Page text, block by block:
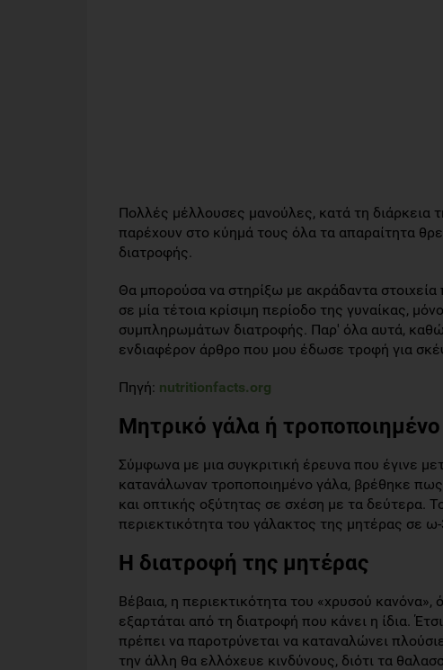
Πολλές μέλλουσες μανούλες, κατά τη διάρκεια
παρέχουν στο κύημά τους όλα τα απαραίτητα
διατροφής.
Θα μπορούσα να στηρίξω με ακράδαντα
σε μία τέτοια κρίσιμη περίοδο της γυναίκας,
συμπληρωμάτων διατροφής. Παρ' όλα αυτά,
ενδιαφέρον άρθρο που μου έδωσε τροφή για
Πηγή: nutritionfacts.org
Μητρικό γάλα ή τροποποιημένο
Σύμφωνα με μια συγκριτική έρευνα που έγινε
κατανάλωναν τροποποιημένο γάλα, βρέθηκε
και οπτικής οξύτητας σε σχέση με τα δεύτερα.
περιεκτικότητα του γάλακτος της μητέρας σε
Η διατροφή της μητέρας
Βέβαια, η περιεκτικότητα του «χρυσού
εξαρτάται από τη διατροφή που κάνει η ίδια.
πρέπει να παροτρύνεται να καταναλώνει
την άλλη θα ελλόχευε κινδύνους, διότι τα